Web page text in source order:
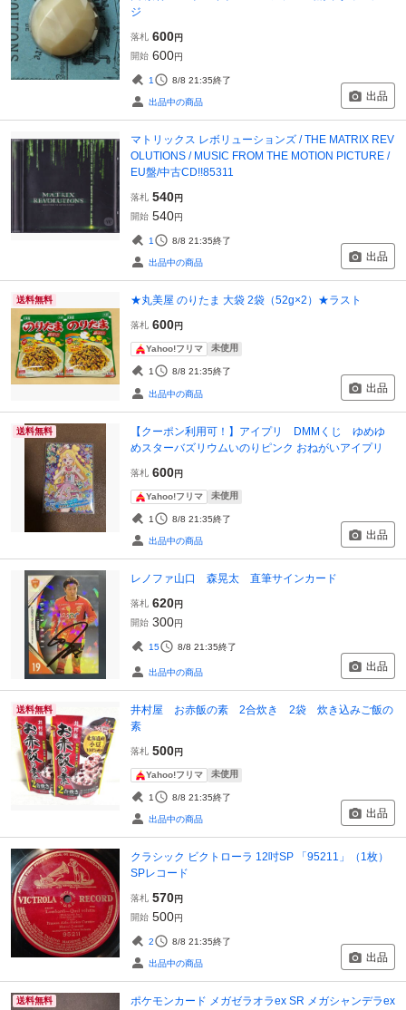
ジ
落札 600円
開始 600円
1 8/8 21:35終了
出品中の商品 出品
マトリックス レボリューションズ / THE MATRIX REV
OLUTIONS / MUSIC FROM THE MOTION PICTURE /
EU盤/中古CD!!85311
落札 540円
開始 540円
1 8/8 21:35終了
出品中の商品 出品
送料無料 ★丸美屋 のりたま 大袋 2袋（52g×2）★ラスト
落札 600円
Yahoo!フリマ 未使用
1 8/8 21:35終了
出品中の商品 出品
送料無料
【クーポン利用可！】アイプリ DMMくじ ゆめゆ
めスターバズリウムいのりピンク おねがいアイプリ
落札 600円
Yahoo!フリマ 未使用
1 8/8 21:35終了
出品中の商品 出品
レノファ山口 森晃太 直筆サインカード
落札 620円
開始 300円
15 8/8 21:35終了
出品中の商品 出品
送料無料
井村屋 お赤飯の素 2合炊き 2袋 炊き込みご飯の
素
落札 500円
Yahoo!フリマ 未使用
1 8/8 21:35終了
出品中の商品 出品
クラシック ビクトローラ 12吋SP 「95211」（1枚）
SPレコード
落札 570円
開始 500円
2 8/8 21:35終了
出品中の商品 出品
送料無料
ポケモンカード メガゼラオラex SR メガシャンデラex